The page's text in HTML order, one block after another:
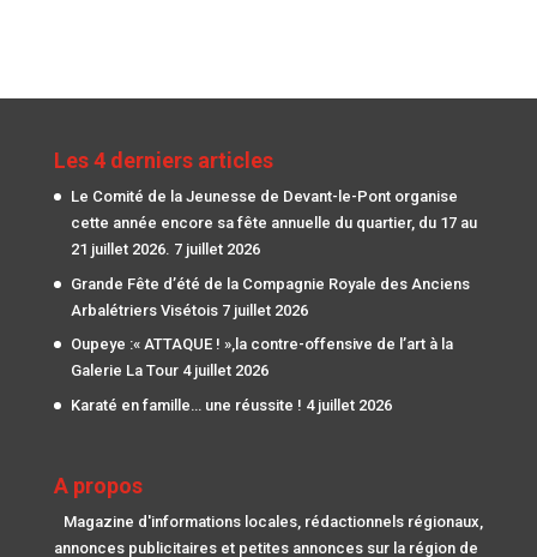
Les 4 derniers articles
Le Comité de la Jeunesse de Devant-le-Pont organise
cette année encore sa fête annuelle du quartier, du 17 au
21 juillet 2026. 7 juillet 2026
Grande Fête d’été de la Compagnie Royale des Anciens
Arbalétriers Visétois 7 juillet 2026
Oupeye :« ATTAQUE ! »,la contre-offensive de l’art à la
Galerie La Tour 4 juillet 2026
Karaté en famille… une réussite ! 4 juillet 2026
A propos
Magazine d'informations locales, rédactionnels régionaux,
annonces publicitaires et petites annonces sur la région de